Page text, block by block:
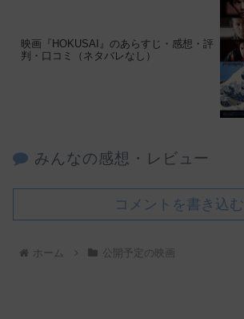
映画『HOKUSAI』のあらすじ・感想・評
判・口コミ（ネタバレなし）
みんなの感想・レビュー
コメントを書き込む
ホーム 公開予定の映画